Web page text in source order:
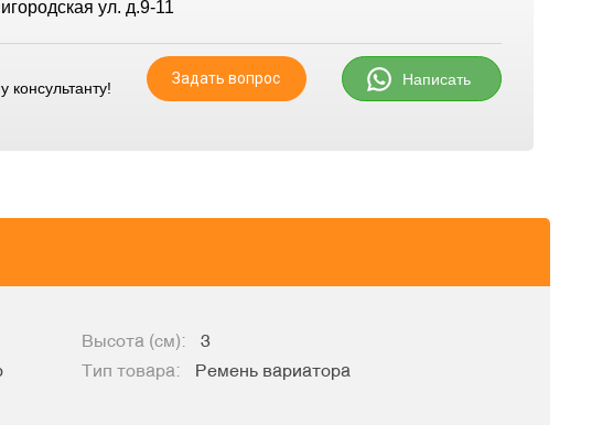
ул. д.9-11
консультанту!
Задать вопрос Написать
Высота (см):
3
Тип товара:
Ремень вариатора